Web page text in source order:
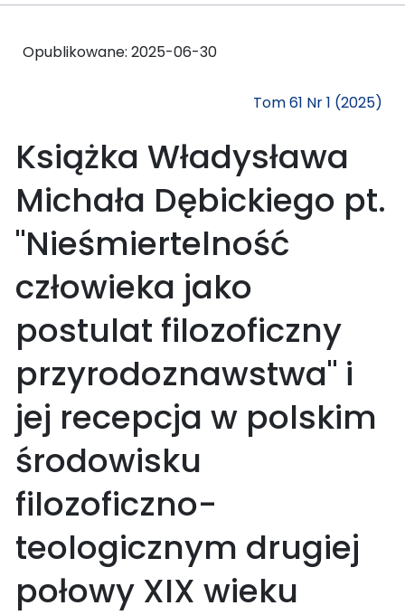
Opublikowane: 2025-06-30
Tom 61 Nr 1 (2025)
Książka Władysława
Michała Dębickiego pt.
"Nieśmiertelność
człowieka jako
postulat filozoficzny
przyrodoznawstwa" i
jej recepcja w polskim
środowisku
filozoficzno-
teologicznym drugiej
połowy XIX wieku